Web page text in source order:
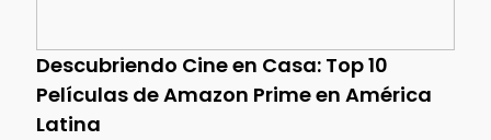
Descubriendo Cine en Casa: Top 10
Películas de Amazon Prime en América
Latina